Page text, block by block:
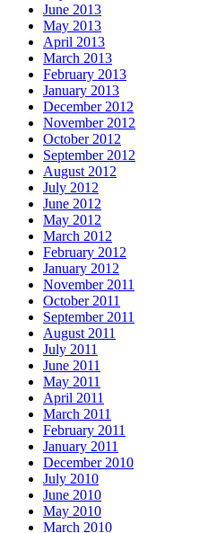
June 2013
May 2013
April 2013
March 2013
February 2013
January 2013
December 2012
November 2012
October 2012
September 2012
August 2012
July 2012
June 2012
May 2012
March 2012
February 2012
January 2012
November 2011
October 2011
September 2011
August 2011
July 2011
June 2011
May 2011
April 2011
March 2011
February 2011
January 2011
December 2010
July 2010
June 2010
May 2010
March 2010